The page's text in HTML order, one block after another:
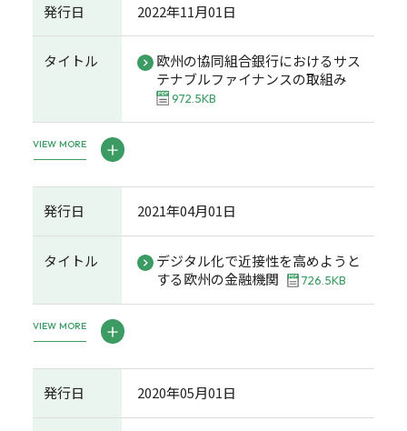
発行日 2022年11月01日
タイトル
欧州の協同組合銀行におけるサス
テナブルファイナンスの取組み
972.5KB
VIEW MORE
発行日 2021年04月01日
タイトル
デジタル化で近接性を高めようと
する欧州の金融機関
726.5KB
VIEW MORE
発行日 2020年05月01日